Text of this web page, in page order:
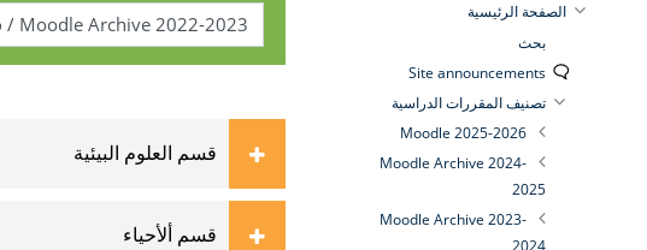
قسم العلوم البيئية
قسم ألأحياء
الصفحة الرئيسية
بحث
Site announcements
تصنيف المقررات الدراسية
Moodle 2025-2026
Moodle Archive 2024-
2025
Moodle Archive 2023-
2024